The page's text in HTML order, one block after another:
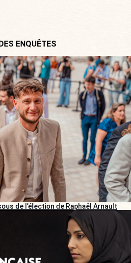
ENQUÊTES
de l’élection de Raphaël Arnault